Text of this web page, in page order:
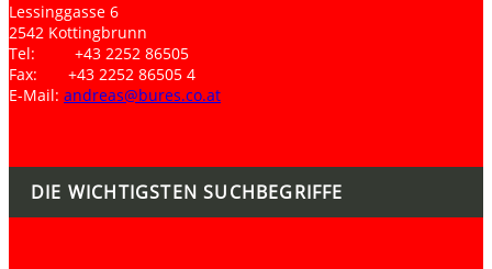
Lessinggasse 6
2542 Kottingbrunn
Tel: +43 2252 86505
Fax: +43 2252 86505 4
E-Mail: andreas@bures.co.at
DIE WICHTIGSTEN SUCHBEGRIFFE